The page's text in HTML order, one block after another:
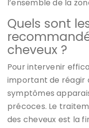
l’ensemble de la
Quels sont
cheveux ?
Pour intervenir
important de réagir
symptômes
précoces. Le
des cheveux est la